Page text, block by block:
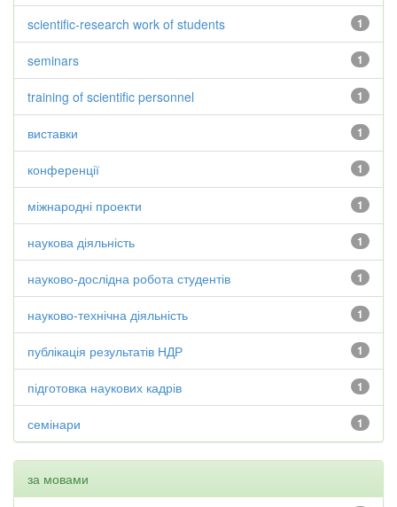
1
scientific-research work of students
1
seminars
1
training of scientific personnel
1
виставки
1
конференції
1
міжнародні проекти
1
наукова діяльність
1
науково-дослідна робота студентів
1
науково-технічна діяльність
1
публікація результатів НДР
1
підготовка наукових кадрів
1
семінари
за мовами